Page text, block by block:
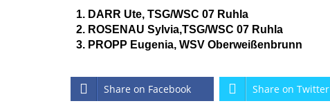
DARR Ute, TSG/WSC 07 Ruhla
ROSENAU Sylvia,TSG/WSC 07 Ruhla
PROPP Eugenia, WSV Oberweißenbrunn
Share on Facebook Share on Twitter